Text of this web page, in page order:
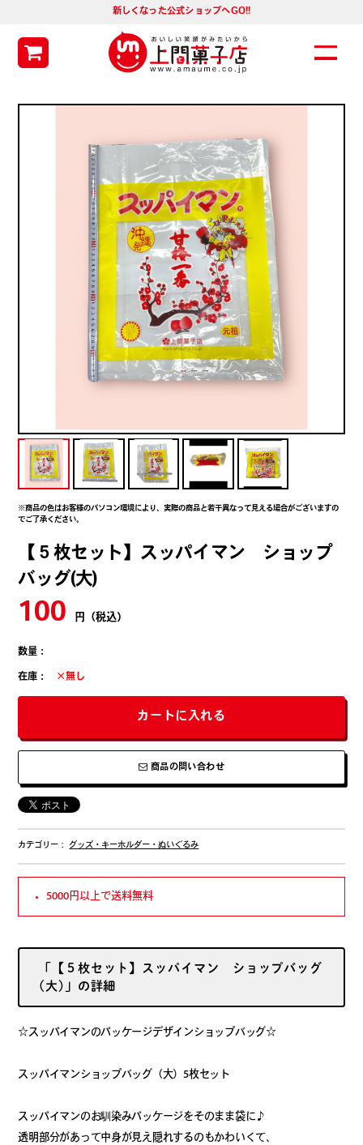
新しくなった公式ショップへGO!!
※商品の色はお客様のパソコン環境により、実際の商品と若干異なって見える場合がございますの
でご了承ください。
【５枚セット】スッパイマン ショップ
バッグ(大)
100 円（税込）
数量：
在庫： ×無し
カートに入れる
商品の問い合わせ
カテゴリー： グッズ・キーホルダー・ぬいぐるみ
5000円以上で送料無料
「【５枚セット】スッパイマン ショップバッグ
(大)」の詳細
☆スッパイマンのパッケージデザインショップバッグ☆
スッパイマンショップバッグ（大）5枚セット
スッパイマンのお馴染みパッケージをそのまま袋に♪
透明部分があって中身が見え隠れするのもかわいくて、